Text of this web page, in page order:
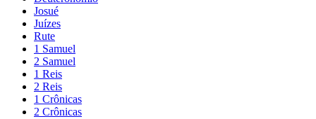
Josué
Juízes
Rute
1 Samuel
2 Samuel
1 Reis
2 Reis
1 Crônicas
2 Crônicas